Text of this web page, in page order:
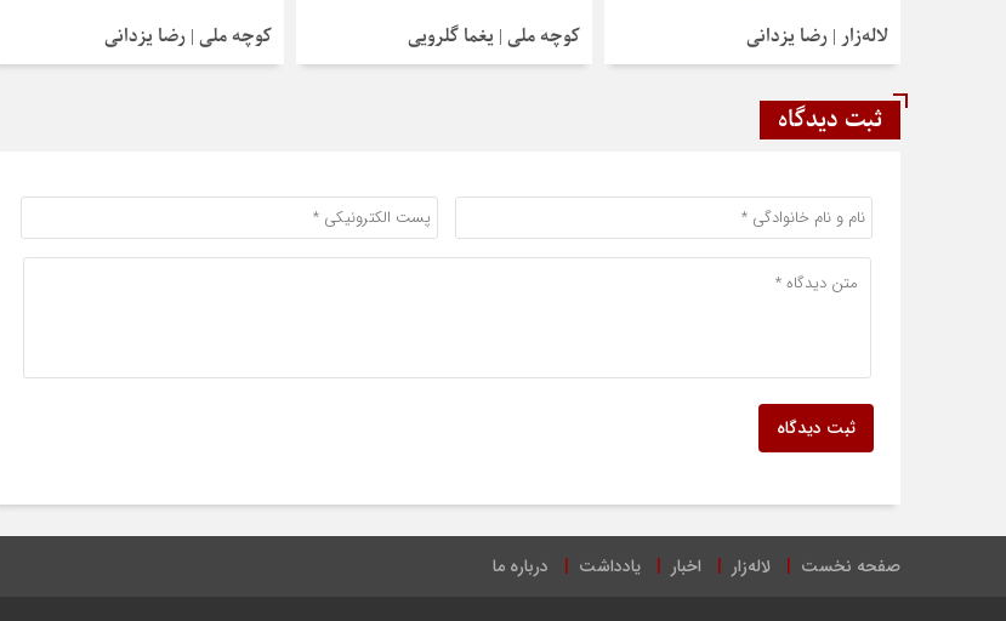
لاله‌زار | رضا یزدانی کوچه ملی | یغما گلرویی کوچه ملی | رضا یزدانی
ثبت دیدگاه
ثبت دیدگاه
صفحه نخست لاله‌زار اخبار یادداشت درباره ما